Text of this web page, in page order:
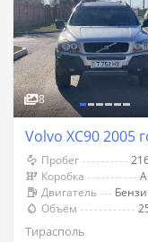
8
Volvo XC90 2005
Пробег
Коробка
Двигатель
Объём
Тирасполь